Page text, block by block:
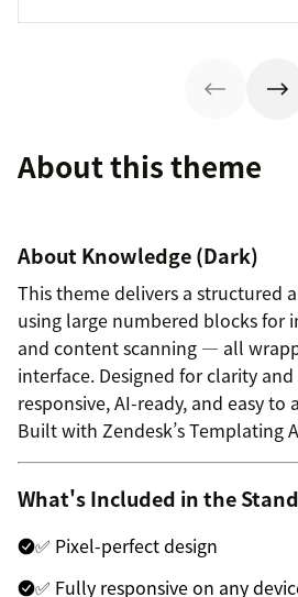
About this theme
About Knowledge (Dark)
This theme delivers a structured
using large numbered blocks for
and content scanning — all
interface. Designed for clarity
responsive, AI-ready, and easy
Built with Zendesk’s Templating
What's Included in the
✅ Pixel-perfect design
✅ Fully responsive on any